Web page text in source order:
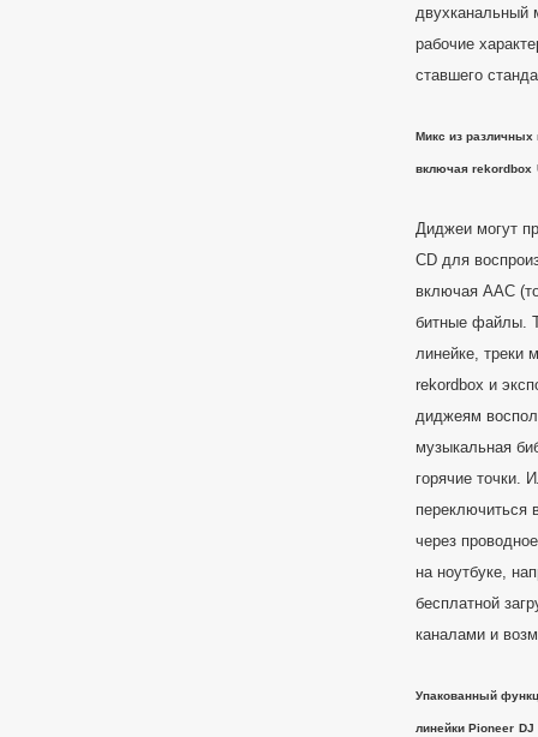
рабочие
ставшего
Микс из различных
включаяrekordbox
Диджеи могут
CD для
включая AAC
битные файлы.
линейке, треки
rekordbox и
диджеям
музыкальная
горячие точки.
переключиться
через
на ноутбуке,
бесплатной
каналами и
Упакованный
линейкиPioneer DJ